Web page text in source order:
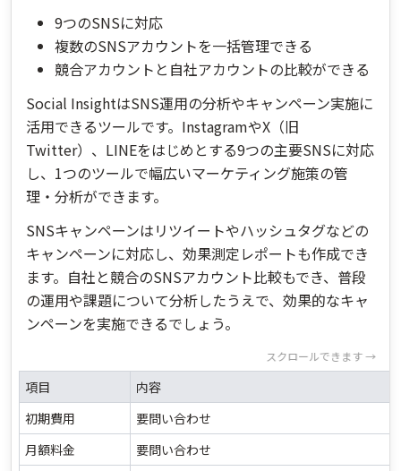
9つのSNSに対応
複数のSNSアカウントを一括管理できる
競合アカウントと自社アカウントの比較ができる
Social InsightはSNS運用の分析やキャンペーン実施に
活用できるツールです。InstagramやX（旧
Twitter）、LINEをはじめとする9つの主要SNSに対応
し、1つのツールで幅広いマーケティング施策の管
理・分析ができます。
SNSキャンペーンはリツイートやハッシュタグなどの
キャンペーンに対応し、効果測定レポートも作成でき
ます。自社と競合のSNSアカウント比較もでき、普段
の運用や課題について分析したうえで、効果的なキャ
ンペーンを実施できるでしょう。
スクロールできます →
項目
内容
初期費用
要問い合わせ
月額料金
要問い合わせ